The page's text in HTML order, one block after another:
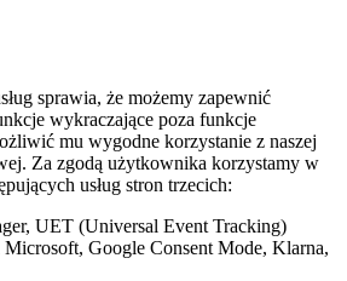
sprawia, że możemy zapewnić
wykraczające poza funkcje
mu wygodne korzystanie z naszej
Za zgodą użytkownika korzystamy w
usług stron trzecich:
UET (Universal Event Tracking)
Google Consent Mode, Klarna,